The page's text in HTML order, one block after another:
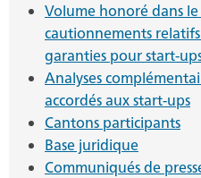
Volume honoré dans le
cautionnements
garanties pour start-
Analyses
accordés aux start-ups
Cantons participants
Base juridique
Communiqués de